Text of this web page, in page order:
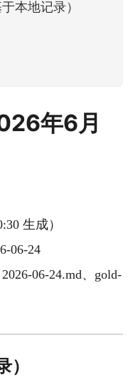
本地记录）
年6月
生成）
06-24
06-24.md、gold-